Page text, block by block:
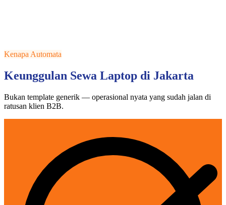
Kenapa Automata
Keunggulan Sewa Laptop di Jakarta
Bukan template generik — operasional nyata yang sudah jalan di
ratusan klien B2B.